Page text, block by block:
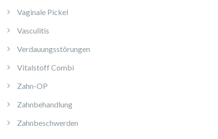
Vaginale Pickel
Vasculitis
Verdauungsstörungen
Vitalstoff Combi
Zahn-OP
Zahnbehandlung
Zahnbeschwerden